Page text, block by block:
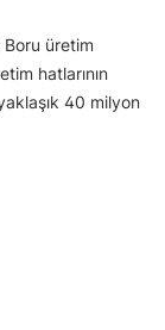
üretim
hatlarının
40 milyon